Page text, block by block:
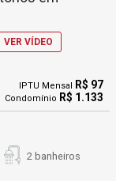
VER VÍDEO
IPTU Mensal R$ 97
Condomínio R$ 1.133
2 banheiros